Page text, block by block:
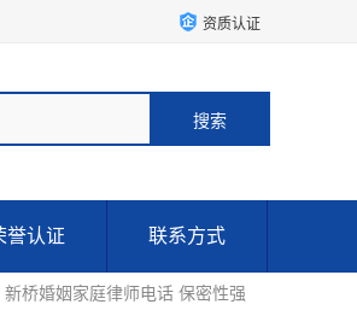
资质认证
誉认证 联系方式
新桥婚姻家庭律师电话 保密性强